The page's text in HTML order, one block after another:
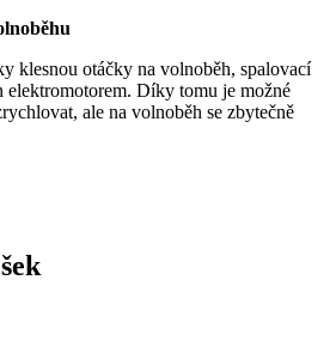
klesnou otáčky na volnoběh, spalovací
elektromotorem. Díky tomu je možné
ale na volnoběh se zbytečně